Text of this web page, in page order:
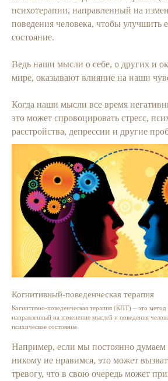
психотерапии, направленный на
поведения человека, чтобы улучшить
состояние.
Ведь наши мысли о себе, о других и
мире, оказывают влияние на наши
Когда наши мысли все время
это может спровоцировать стресс,
расстройства, депрессии и другие
Когнитивный-поведенческая терапия
Когнитивно-поведенческая терапия (КПТ) – это метод
направленный на изменение мыслей и поведения
психическое состояние
Например, если мы постоянно
никому не нравимся, это может
тревогу, что в свою очередь может